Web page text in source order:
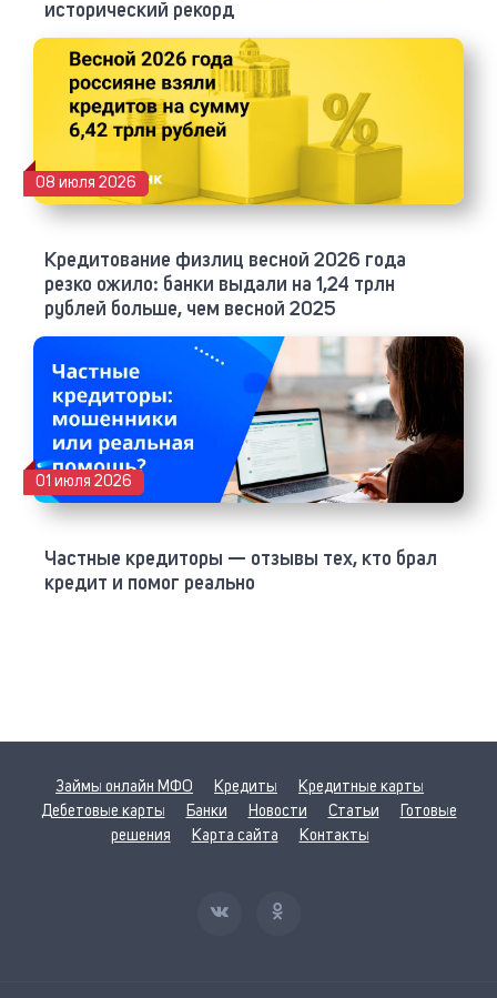
исторический рекорд
Кредитование физлиц весной 2026 года
резко ожило: банки выдали на 1,24 трлн
рублей больше, чем весной 2025
08 июля 2026
Частные кредиторы — отзывы тех, кто брал
кредит и помог реально
01 июля 2026
Займы онлайн МФО Кредиты
Кредитные карты
Дебетовые карты
Банки Новости Статьи
Готовые
решения
Карта сайта Контакты